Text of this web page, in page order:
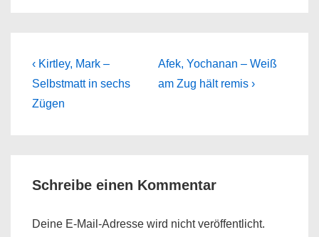
Beitragsnavigation
Previous
Post
is
‹ Kirtley, Mark –
Selbstmatt in sechs
Zügen
Next
Post
Afek, Yochanan – Weiß
am Zug hält remis ›
Schreibe einen Kommentar
Deine E-Mail-Adresse wird nicht veröffentlicht.